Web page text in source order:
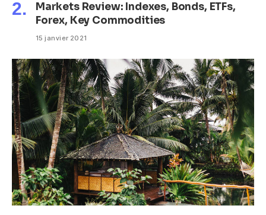
Markets Review: Indexes, Bonds, ETFs,
Forex, Key Commodities
15 janvier 2021